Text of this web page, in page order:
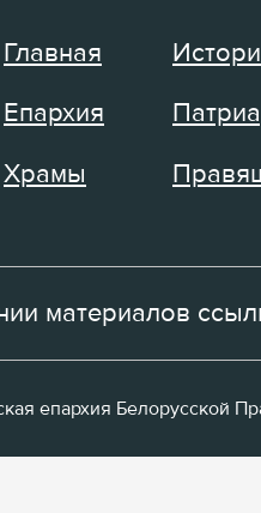
Главная
Епархия
Храмы
материалов
епархия Белорусской